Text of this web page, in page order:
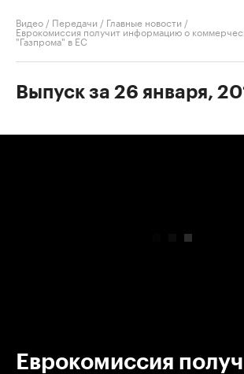
Видео / Передачи / Главные новости /
Еврокомиссия получит информацию о
"Газпрома" в ЕС
Выпуск за 26 января,
Еврокомиссия